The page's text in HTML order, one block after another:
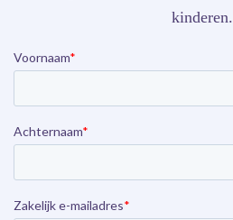
kinderen.